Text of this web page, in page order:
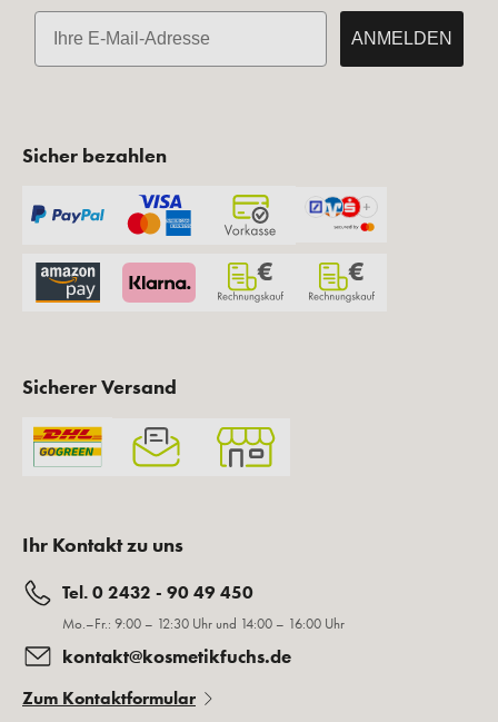
E-Mail
ANMELDEN
Sicher bezahlen
Sicherer Versand
Ihr Kontakt zu uns
Tel. 0 2432 - 90 49 450
Mo.–Fr.: 9:00 – 12:30 Uhr und 14:00 – 16:00 Uhr
kontakt@kosmetikfuchs.de
Zum Kontaktformular